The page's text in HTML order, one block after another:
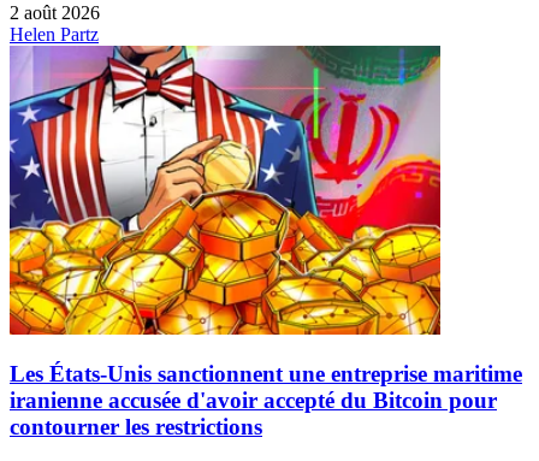
2 août 2026
Helen Partz
Les États-Unis sanctionnent une entreprise maritime
iranienne accusée d'avoir accepté du Bitcoin pour
contourner les restrictions